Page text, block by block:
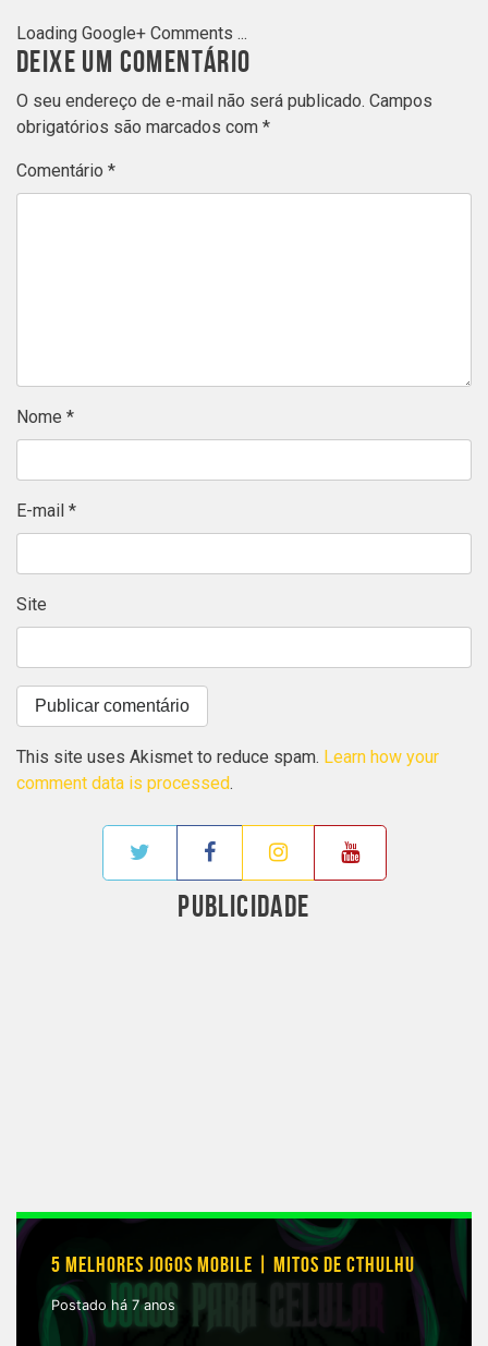
Loading Google+ Comments ...
DEIXE UM COMENTÁRIO
O seu endereço de e-mail não será publicado. Campos
obrigatórios são marcados com *
Comentário *
Nome *
E-mail *
Site
This site uses Akismet to reduce spam. Learn how your
comment data is processed.
PUBLICIDADE
5 MELHORES JOGOS MOBILE | MITOS DE CTHULHU
Postado há 7 anos